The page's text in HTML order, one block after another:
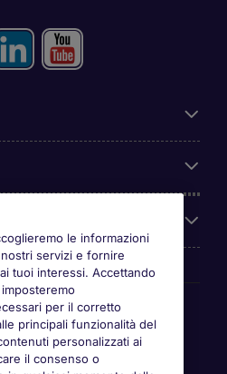
le informazioni
servizi e fornire
tuoi interessi. Accettando
per il corretto
principali funzionalità del
personalizzati ai
il consenso o